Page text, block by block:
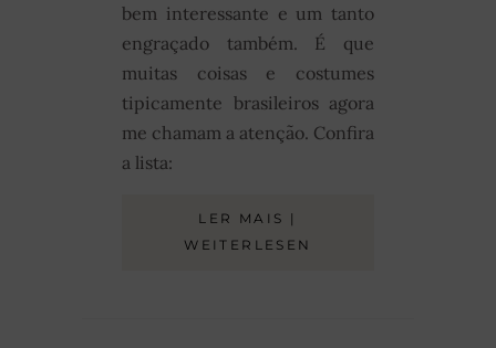
bem interessante e um tanto
engraçado também. É que
muitas coisas e costumes
tipicamente brasileiros agora
me chamam a atenção. Confira
a lista:
LER MAIS |
WEITERLESEN